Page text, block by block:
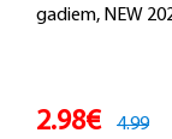
gadiem, NEW
2.98€ 4.99